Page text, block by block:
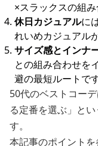
×スラックスの組
休日カジュアルに
れいめカジュアル
サイズ感とインナ
との組み合わせを
避の最短ルートで
50代のベストコー
る定番を選ぶ」と
す。
本記事のポイント